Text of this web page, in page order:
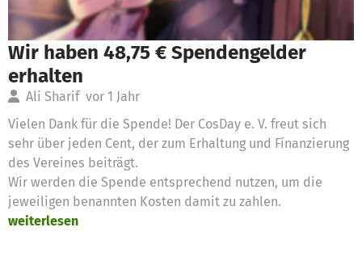
Wir haben 48,75 € Spendengelder
erhalten
Ali Sharif vor 1 Jahr
Vielen Dank für die Spende! Der CosDay e. V. freut sich
sehr über jeden Cent, der zum Erhaltung und Finanzierung
des Vereines beiträgt.
Wir werden die Spende entsprechend nutzen, um die
jeweiligen benannten Kosten damit zu zahlen.
weiterlesen